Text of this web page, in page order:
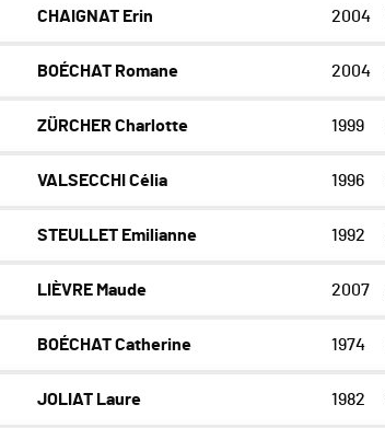
CHAIGNAT Erin 2004
BOÉCHAT Romane 2004
ZÜRCHER Charlotte 1999
VALSECCHI Célia 1996
STEULLET Emilianne 1992
LIÈVRE Maude 2007
BOÉCHAT Catherine 1974
JOLIAT Laure 1982